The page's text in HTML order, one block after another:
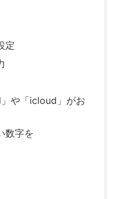
定
や「icloud」がお
数字を